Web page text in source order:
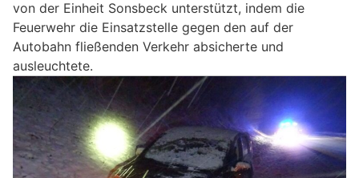
von der Einheit Sonsbeck unterstützt, indem die
Feuerwehr die Einsatzstelle gegen den auf der
Autobahn fließenden Verkehr absicherte und
ausleuchtete.